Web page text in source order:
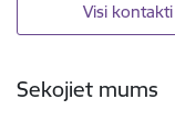
Visi kontakti
Sekojiet mums